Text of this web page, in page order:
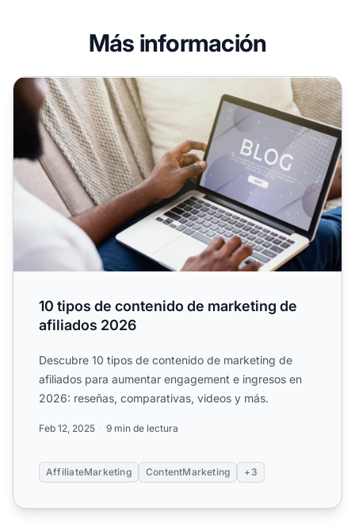
Más información
10 tipos de contenido de marketing de afiliados 2026
10 tipos de contenido de marketing de
afiliados 2026
Descubre 10 tipos de contenido de marketing de
afiliados para aumentar engagement e ingresos en
2026: reseñas, comparativas, videos y más.
Feb 12, 2025 9 min de lectura
AffiliateMarketing ContentMarketing +3